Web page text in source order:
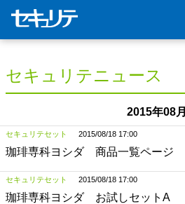
セキュリテニュース
2015年08月
セキュリテセット 2015/08/18 17:00
珈琲専科ヨシダ 商品一覧ページ
セキュリテセット 2015/08/18 17:00
珈琲専科ヨシダ お試しセットA